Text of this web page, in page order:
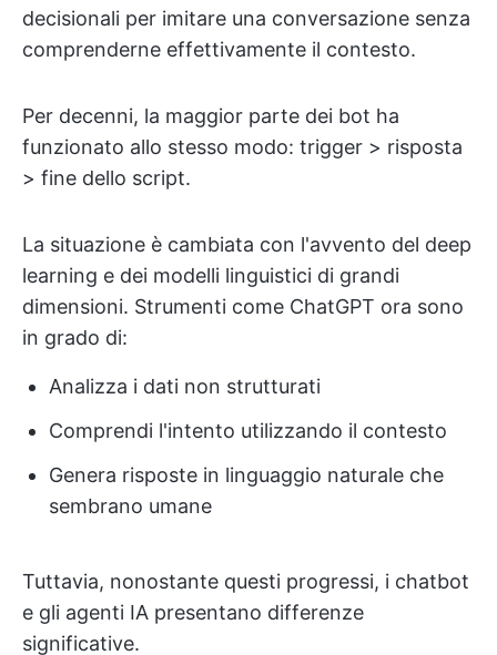
decisionali per imitare una conversazione senza
comprenderne effettivamente il contesto.
Per decenni, la maggior parte dei bot ha
funzionato allo stesso modo: trigger > risposta
> fine dello script.
La situazione è cambiata con l'avvento del deep
learning e dei modelli linguistici di grandi
dimensioni. Strumenti come ChatGPT ora sono
in grado di:
Analizza i dati non strutturati
Comprendi l'intento utilizzando il contesto
Genera risposte in linguaggio naturale che
sembrano umane
Tuttavia, nonostante questi progressi, i chatbot
e gli agenti IA presentano differenze
significative.